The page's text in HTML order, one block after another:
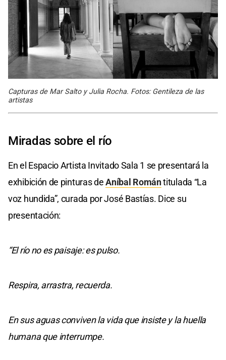
Capturas de Mar Salto y Julia Rocha. Fotos: Gentileza de las
artistas
Miradas sobre el río
En el Espacio Artista Invitado Sala 1 se presentará la
exhibición de pinturas deAníbal Romántitulada “La
voz hundida”, curada por José Bastías. Dice su
presentación:
“El río no es paisaje: es pulso.
Respira, arrastra, recuerda.
En sus aguas conviven la vida que insiste y la huella
humana que interrumpe.